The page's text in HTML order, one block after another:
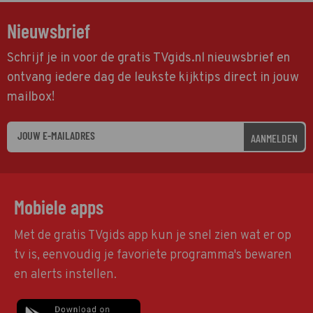
Nieuwsbrief
Schrijf je in voor de gratis TVgids.nl nieuwsbrief en
ontvang iedere dag de leukste kijktips direct in jouw
mailbox!
AANMELDEN
Mobiele apps
Met de gratis TVgids app kun je snel zien wat er op
tv is, eenvoudig je favoriete programma's bewaren
en alerts instellen.